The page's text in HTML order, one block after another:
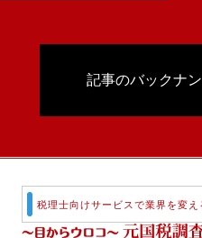
記事のバックナ
税理士向けサービスで業界を変